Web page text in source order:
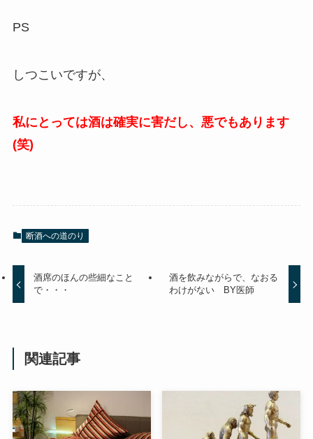
PS
しつこいですが、
私にとっては酒は確実に害だし、悪でもあります
(笑)
断酒への道のり
酒席のほんの些細なこと
で・・・
酒を飲みながらで、なおる
わけがない BY医師
関連記事